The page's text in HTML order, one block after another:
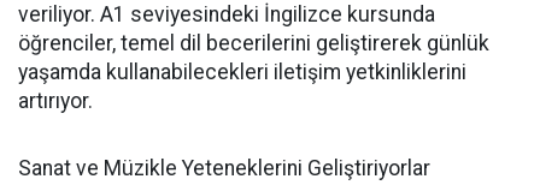
veriliyor. A1 seviyesindeki İngilizce kursunda
öğrenciler, temel dil becerilerini geliştirerek günlük
yaşamda kullanabilecekleri iletişim yetkinliklerini
artırıyor.
Sanat ve Müzikle Yeteneklerini Geliştiriyorlar